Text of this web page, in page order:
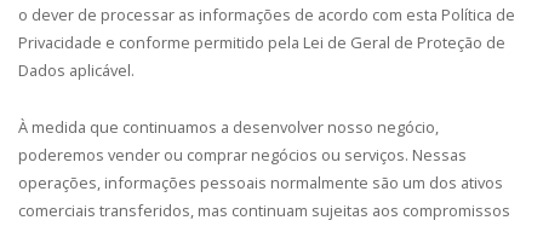
o dever de processar as informações de acordo com esta Política de
Privacidade e conforme permitido pela Lei de Geral de Proteção de
Dados aplicável.
À medida que continuamos a desenvolver nosso negócio,
poderemos vender ou comprar negócios ou serviços. Nessas
operações, informações pessoais normalmente são um dos ativos
comerciais transferidos, mas continuam sujeitas aos compromissos